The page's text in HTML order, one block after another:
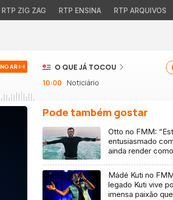
RTP ZIG ZAG RTP ENSINA RTP ARQUIVOS
NO AR
O QUE JÁ TOCOU
10:00 Noticiário
Pode também gostar
Otto no FMM:
entusiasmado
ainda render
Mádé Kuti no
legado Kuti vive
imensa paixão